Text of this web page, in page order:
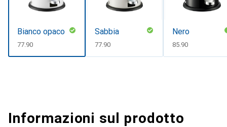
Bianco opaco
CHF
77.90
Sabbia
CHF
77.90
Nero
CHF
85.90
Informazioni sul prodotto